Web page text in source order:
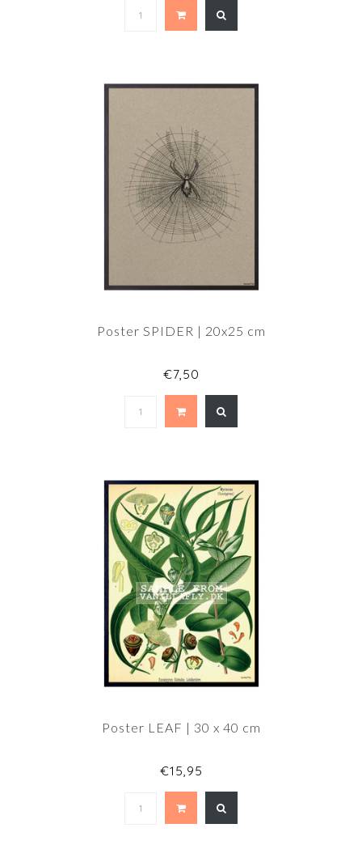
Poster SPIDER | 20x25 cm
€7,50
Poster LEAF | 30 x 40 cm
€15,95